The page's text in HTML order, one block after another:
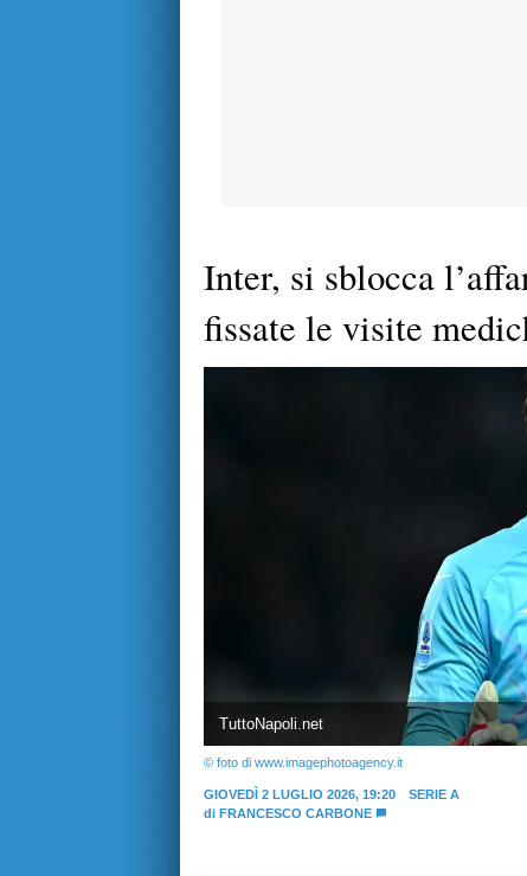
Inter, si sblocca
fissate le visite
TuttoNapoli.net
© foto di www.imagephotoagency.it
GIOVEDÌ 2 LUGLIO 2026, 19:20
SERIE A
di FRANCESCO CARBONE